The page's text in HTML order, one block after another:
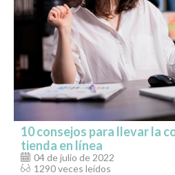
10 consejos para llevar la
tienda en línea
04 de julio de 2022
1290 veces leídos